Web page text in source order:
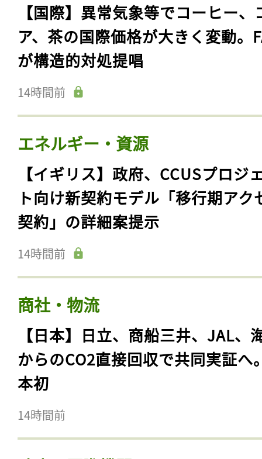
【国際】異常気象等でコーヒー、
ア、茶の国際価格が大きく変動。
が構造的対処提唱
14時間前
エネルギー・資源
【イギリス】政府、CCUSプロジ
ト向け新契約モデル「移行期アク
契約」の詳細案提示
14時間前
商社・物流
【日本】日立、商船三井、JAL、
からのCO2直接回収で共同実証へ
本初
14時間前